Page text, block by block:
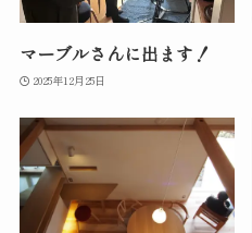
マーブルさんに出ます！
2025年12月25日